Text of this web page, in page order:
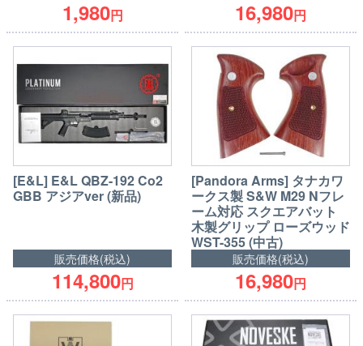
1,980円 16,980円
[E&L] E&L QBZ-192 Co2
GBB アジアver (新品)
販売価格(税込)
114,800円
[Pandora Arms] タナカワ
ークス製 S&W M29 Nフレ
ーム対応 スクエアバット
木製グリップ ローズウッド
WST-355 (中古)
販売価格(税込)
16,980円